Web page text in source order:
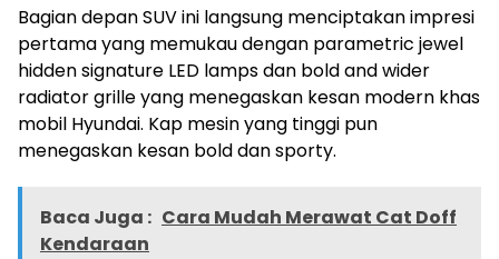
Bagian depan SUV ini langsung menciptakan impresi
pertama yang memukau dengan parametric jewel
hidden signature LED lamps dan bold and wider
radiator grille yang menegaskan kesan modern khas
mobil Hyundai. Kap mesin yang tinggi pun
menegaskan kesan bold dan sporty.
Baca Juga : Cara Mudah Merawat Cat Doff
Kendaraan